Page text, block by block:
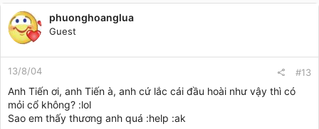
phuonghoanglua
Guest
13/8/04 #13
Anh Tiến ơi, anh Tiến à, anh cứ lắc cái đầu hoài như vậy thì có
mỏi cổ không? :lol
Sao em thấy thương anh quá :help :ak